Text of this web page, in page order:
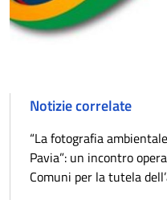
Notizie correlate
“La fotografia
Pavia”: un incontro
Comuni per la tutela